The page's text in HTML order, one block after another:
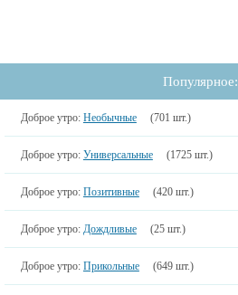
Популярное:
Доброе утро: Необычные (701 шт.)
Доброе утро: Универсальные (1725 шт.)
Доброе утро: Позитивные (420 шт.)
Доброе утро: Дождливые (25 шт.)
Доброе утро: Прикольные (649 шт.)